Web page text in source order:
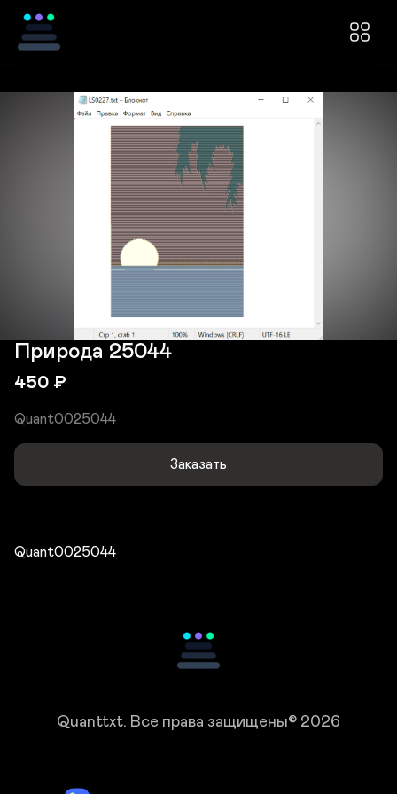
Природа 25044
450 ₽
Quant0025044
Заказать
Quant0025044
Quanttxt. Все права защищены© 2026